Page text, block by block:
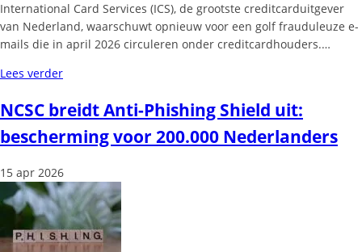
International Card Services (ICS), de grootste creditcarduitgever
van Nederland, waarschuwt opnieuw voor een golf frauduleuze e-
mails die in april 2026 circuleren onder creditcardhouders.…
Lees verder
NCSC breidt Anti-Phishing Shield uit:
bescherming voor 200.000 Nederlanders
15 apr 2026